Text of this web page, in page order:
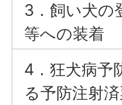
3．飼い犬の
等への装着
4．狂犬病予
る予防注射